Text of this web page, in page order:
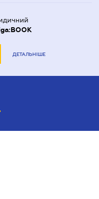
ДЕТАЛЬНІШЕ